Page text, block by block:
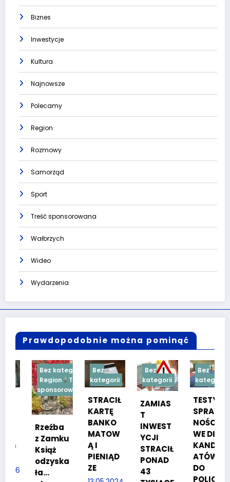
Biznes
Inwestycje
Kultura
Najnowsze
Polecamy
Region
Rozmowy
Samorząd
Sport
Treść sponsorowana
Wałbrzych
Wideo
Wydarzenia
Prawdopodobnie można pominąć
Bez kategorii
Region
Treść
sponsorowana
Rzeźba
z Zamku
Książ
odzyska
ła…
Bez
kategorii
STRACIŁ
KARTĘ
BANKO
MATOW
PIENIĄD
Bez
kategorii
ZAMIAS
INWEST
YCJI
STRACIŁ
PONAD
Bez
kategorii
TESTY
SPRAW
NOŚCIO
WE DLA
KANDYD
ATÓW
POLICJI